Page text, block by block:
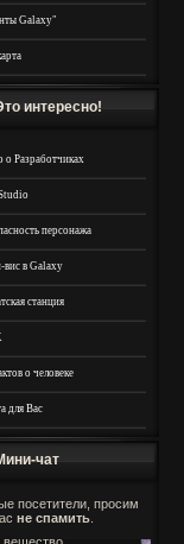
Galaxy"
интересно!
о Разработчиках
персонажа
вис в Galaxy
станция
о человеке
для Вас
чат
посетители, просим
не спамить.